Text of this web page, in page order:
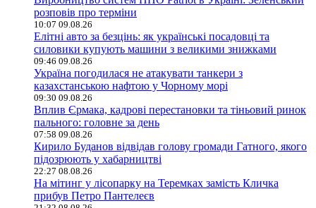
розповів про терміни
10:07 09.08.26
Елітні авто за безцінь: як українські посадовці та
силовики купують машини з великими знижками
09:46 09.08.26
Україна погодилася не атакувати танкери з
казахстанською нафтою у Чорному морі
09:30 09.08.26
Вплив Єрмака, кадрові перестановки та тіньовий ринок
пального: головне за день
07:58 09.08.26
Кирило Буданов відвідав голову громади Гатного, якого
підозрюють у хабарництві
22:27 08.08.26
На мітинг у лісопарку на Теремках замість Кличка
прибув Петро Пантелеєв